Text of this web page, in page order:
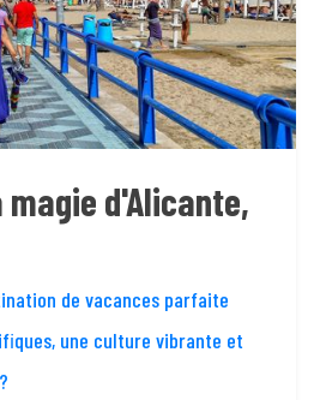
magie d'Alicante,
de vacances parfaite
une culture vibrante et